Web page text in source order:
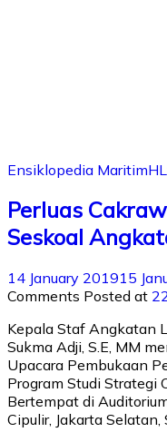
Ensiklopedia MaritimHL
Perluas
Seskoal
14 January 201915
Comments Posted at
Kepala Staf Angkatan
Sukma Adji, S.E, MM
Upacara Pembukaan
Program Studi Strategi
Bertempat di
Cipulir, Jakarta Selatan,